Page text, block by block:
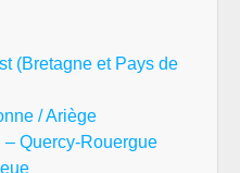
(Bretagne et Pays de
/ Ariège
Quercy-Rouergue